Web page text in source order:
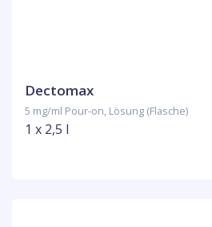
Dectomax
5 mg/ml Pour-on, Lösung (Flasche)
1 x 2,5 l